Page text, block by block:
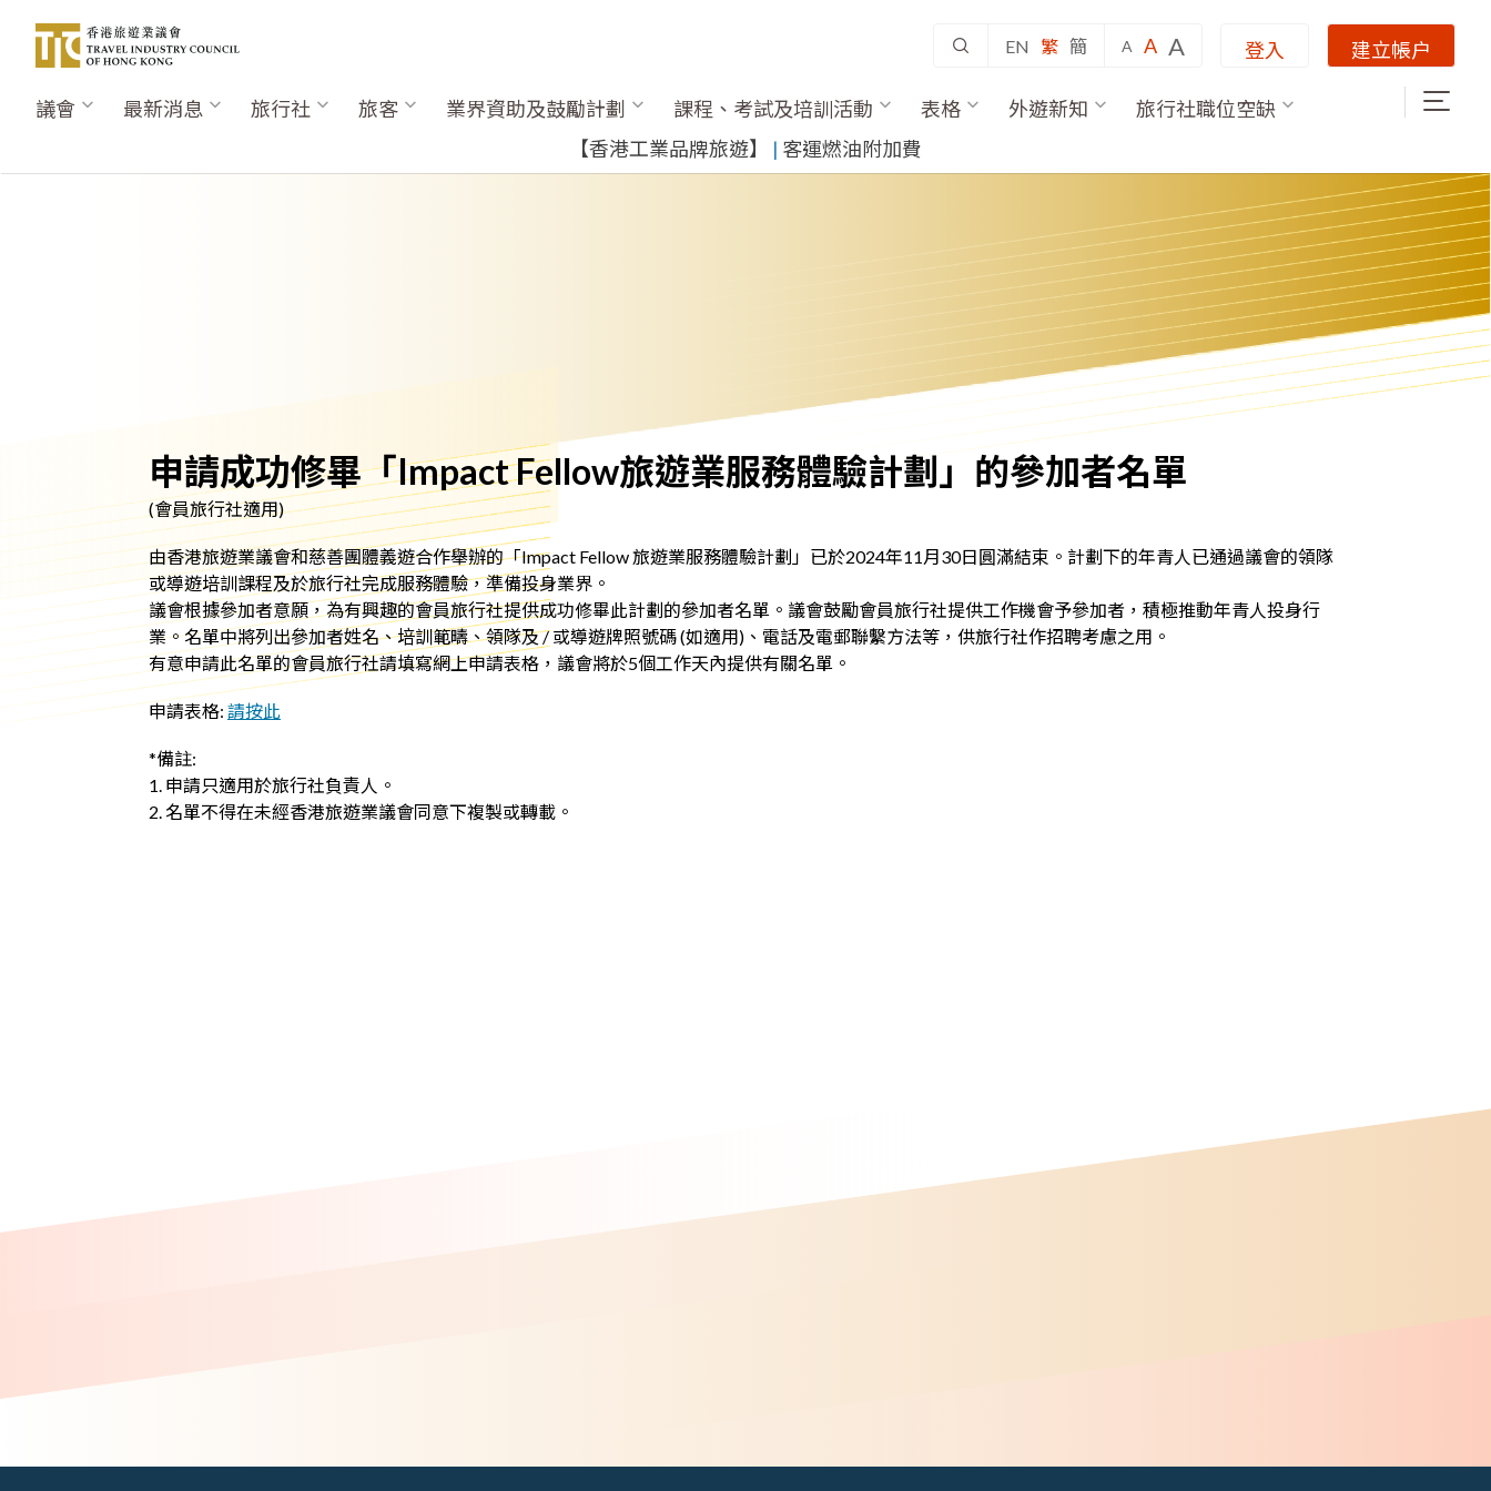
EN 繁 簡 A A A 登入 建立帳户
Main
議會 最新消息 旅行社 旅客 業界資助及鼓勵計劃 課程、考試及培訓活動 表格 外遊新知
旅行社職位空缺
​【香港工業品牌旅遊】
​ | 客運燃油附加費
申請成功修畢「Impact Fellow旅遊業服務體驗計劃」的參加者名單
(會員旅行社適用)
由香港旅遊業議會和慈善團體義遊合作舉辦的「Impact Fellow 旅遊業服務體驗計劃」已於2024年11月30日圓滿結束。計劃下的年青人已通過議會的領隊
或導遊培訓課程及於旅行社完成服務體驗，準備投身業界。
議會根據參加者意願，為有興趣的會員旅行社提供成功修畢此計劃的參加者名單。議會鼓勵會員旅行社提供工作機會予參加者，積極推動年青人投身行
業。名單中將列出參加者姓名、培訓範疇、領隊及 / 或導遊牌照號碼 (如適用)、電話及電郵聯繫方法等，供旅行社作招聘考慮之用。
有意申請此名單的會員旅行社請填寫網上申請表格，議會將於5個工作天內提供有關名單。
申請表格: 請按此
*備註:
1. 申請只適用於旅行社負責人。
2. 名單不得在未經香港旅遊業議會同意下複製或轉載。